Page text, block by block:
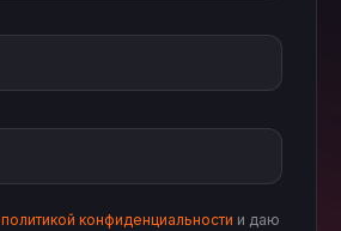
политикой конфиденциальности и даю